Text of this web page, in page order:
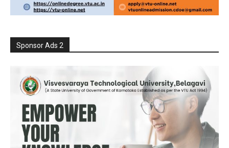
Sponsor Ads 2